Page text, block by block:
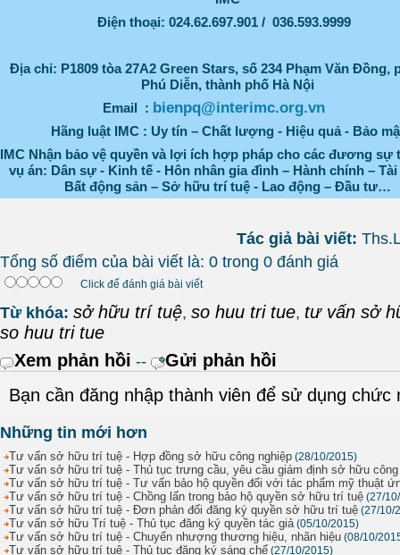
Điện thoại: 024.62.697.901 / 036.593.9999
Địa chỉ: P1809 tòa 27A2 Green Stars, số 234 Phạm Văn Đồng,
Phú Diễn, thành phố Hà Nội
Email : bienpq@interimc.org.vn
Hãng luật IMC : Uy tín – Chất lượng - Hiệu quả - Bảo
IMC Nhận bảo vệ quyền và lợi ích hợp pháp cho các đương sự
vụ án: Dân sự - Kinh tế - Hôn nhân gia đình – Hành chính –
Bất động sản – Sở hữu trí tuệ - Lao động – Đầu tư…
Tác giả bài viết:
Tổng số điểm của bài viết là: 0 trong 0 đánh giá
Click để đánh giá bài viết
Từ khóa: sở hữu trí tuệ, so huu tri tue, tư vấn sở
so huu tri tue
Xem phản hồi --
Gửi phản hồi
Bạn cần đăng nhập thành viên để sử dụng chức
Những tin mới hơn
Tư vấn sở hữu trí tuệ - Hợp đồng sở hữu công nghiệp (28/10/2015)
Tư vấn sở hữu trí tuệ - Thủ tục trưng cầu, yêu cầu giám định sở hữu công
Tư vấn sở hữu trí tuệ - Tư vấn bảo hộ quyền đối với tác phẩm mỹ thuật
Tư vấn sở hữu trí tuệ - Chồng lấn trong bảo hộ quyền sở hữu trí tuệ (27/
Tư vấn sở hữu trí tuệ - Đơn phản đối đăng ký quyền sở hữu trí tuệ (27/10/
Tư vấn sở hữu Trí tuệ - Thủ tục đăng ký quyền tác giả (05/10/2015)
Tư vấn sở hữu trí tuệ - Chuyển nhượng thương hiệu, nhãn hiệu (08/10/
Tư vấn sở hữu trí tuệ - Thủ tục đăng ký sáng chế (27/10/2015)